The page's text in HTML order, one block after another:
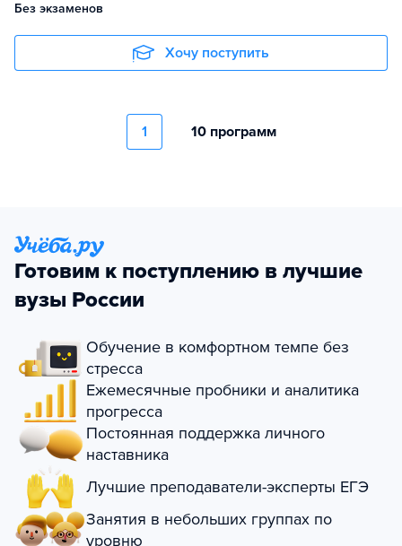
Без экзаменов
Хочу поступить
1 10 программ
Готовим к поступлению в лучшие
вузы России
Обучение в комфортном темпе без
стресса
Ежемесячные пробники и аналитика
прогресса
Постоянная поддержка личного
наставника
Лучшие преподаватели-эксперты ЕГЭ
Занятия в небольших группах по
уровню